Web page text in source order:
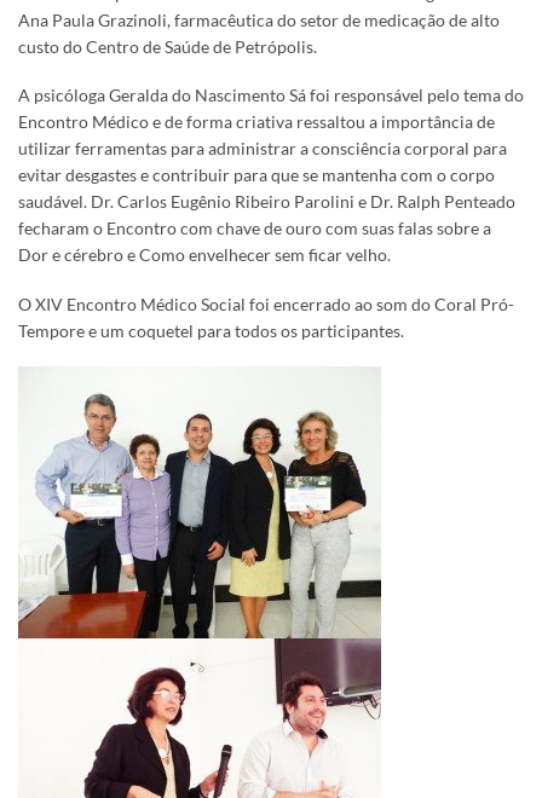
Ana Paula Grazinoli, farmacêutica do setor de medicação de alto
custo do Centro de Saúde de Petrópolis.
A psicóloga Geralda do Nascimento Sá foi responsável pelo tema do
Encontro Médico e de forma criativa ressaltou a importância de
utilizar ferramentas para administrar a consciência corporal para
evitar desgastes e contribuir para que se mantenha com o corpo
saudável. Dr. Carlos Eugênio Ribeiro Parolini e Dr. Ralph Penteado
fecharam o Encontro com chave de ouro com suas falas sobre a
Dor e cérebro e Como envelhecer sem ficar velho.
O XIV Encontro Médico Social foi encerrado ao som do Coral Pró-
Tempore e um coquetel para todos os participantes.